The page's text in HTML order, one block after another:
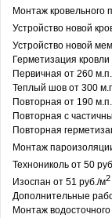
Монтаж кровельного
Устройство новой
Устройство новой
Герметизация кровли
Первичная от 260 м.п.
Теплый шов от 300
Повторная от 190 м.п.
Повторная с
Повторная
Монтаж
Технониколь от 50
Изоспан от 51 руб./м2
Дополнительные
Монтаж